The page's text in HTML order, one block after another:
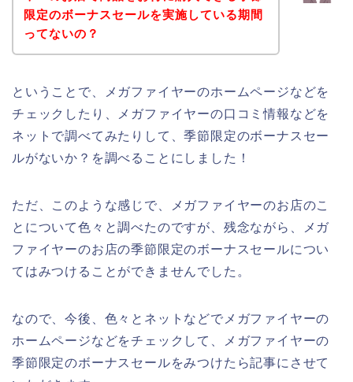
限定のボーナスセールを実施している期間
ってないの？
ということで、メガファイヤーのホームページなどを
チェックしたり、メガファイヤーの口コミ情報などを
ネットで調べてみたりして、季節限定のボーナスセー
ルがないか？を調べることにしました！
ただ、このような感じで、メガファイヤーのお店のこ
とについて色々と調べたのですが、残念ながら、メガ
ファイヤーのお店の季節限定のボーナスセールについ
てはみつけることができませんでした。
なので、今後、色々とネットなどでメガファイヤーの
ホームページなどをチェックして、メガファイヤーの
季節限定のボーナスセールをみつけたら記事にさせて